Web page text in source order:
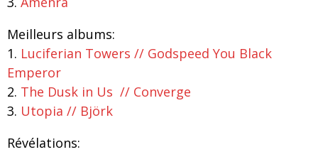
Meilleurs albums:
1. Luciferian Towers // Godspeed You Black
Emperor
2. The Dusk in Us // Converge
3. Utopia // Björk
Révélations: